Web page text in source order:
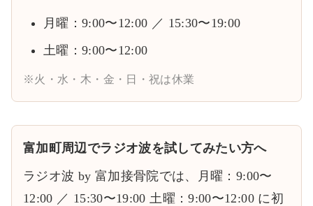
月曜：9:00〜12:00 ／ 15:30〜19:00
土曜：9:00〜12:00
※火・水・木・金・日・祝は休業
富加町周辺でラジオ波を試してみたい方へ
ラジオ波 by 富加接骨院では、月曜：9:00〜
12:00 ／ 15:30〜19:00 土曜：9:00〜12:00 に初